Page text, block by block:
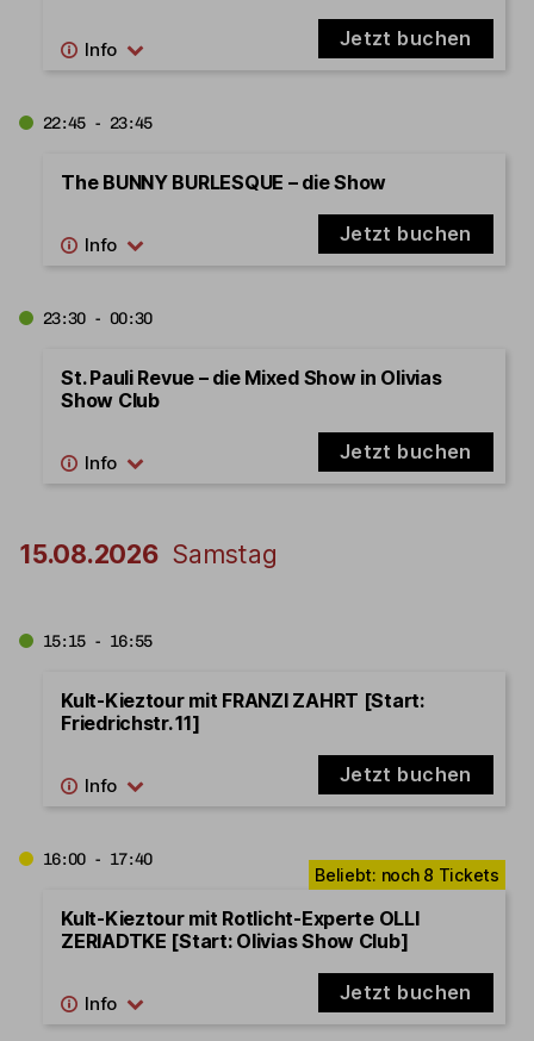
Jetzt buchen
22:45 - 23:45
The BUNNY BURLESQUE – die Show
Jetzt buchen
23:30 - 00:30
St. Pauli Revue – die Mixed Show in Olivias
Show Club
Jetzt buchen
15.08.2026 Samstag
15:15 - 16:55
Kult-Kieztour mit FRANZI ZAHRT [Start:
Friedrichstr. 11]
Jetzt buchen
16:00 - 17:40
Kult-Kieztour mit Rotlicht-Experte OLLI
ZERIADTKE [Start: Olivias Show Club]
Jetzt buchen